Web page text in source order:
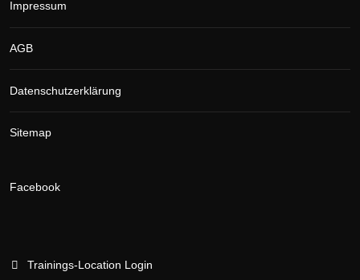
Impressum
AGB
Datenschutzerklärung
Sitemap
Facebook
Trainings-Location Login